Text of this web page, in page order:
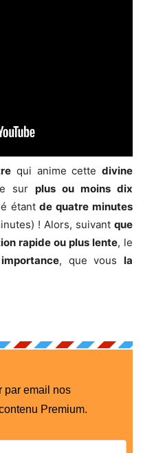
qui anime cette divine
sur plus ou moins dix
étantde quatre minutes
! Alors, suivant que
rapide ou plus lente, le
, que vous la
par email nos
Premium.